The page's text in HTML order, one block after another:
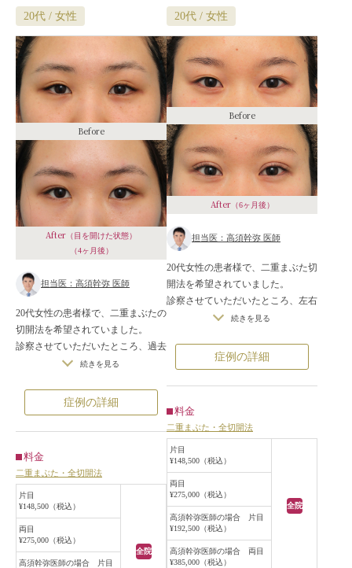
20代 / 女性
Before
After （目を開けた状態）
（4ヶ月後）
担当医：高須幹弥 医師
20代女性の患者様で、二重まぶたの
切開法を希望されていました。
診察させていただいたところ、過去
に他院で埋没法を受けている痕が見
糸が緩んでいるせいもあり、はっき
りしない弱い二重のラインになって
開法を行うことになりました。
患者様は自然な二重を希望されてい
たため、まつ毛の生え際から約
6.5mmの位置で全切開し、埋没法の
糸を全て除去した後、余分な脂肪を
最小限切除し、内部処理をして二重
のラインを作成しました。
続きを見る
症例の詳細
料金
二重まぶた・全切開法
片目
¥148,500（税込）
全院
両目
¥275,000（税込）
高須幹弥医師の場合 片目
20代 / 女性
Before
After（6ヶ月後）
担当医：高須幹弥 医師
20代女性の患者様で、二重まぶた切
開法を希望されていました。
診察させていただいたところ、左右
非対称の安定しない二重のラインが
希望されていました。
患者様は埋没法は希望されておら
ず、切開法を希望されていたため、
重を作ることになりました。
手術は局所麻酔下に行い、蒙古ひだ
を乗り越える幅広い位置で皮膚を切
開し、余分な眼窩内脂肪とROOFを
切除した後、内部処理をして重瞼線
を作成しました。
術後は蒙古ひだを乗り越える幅広い
平行型二重になりました。
続きを見る
症例の詳細
料金
二重まぶた・全切開法
片目
¥148,500（税込）
全院
両目
¥275,000（税込）
高須幹弥医師の場合 片目
¥192,500（税込）
高須幹弥医師の場合 両目
¥385,000（税込）